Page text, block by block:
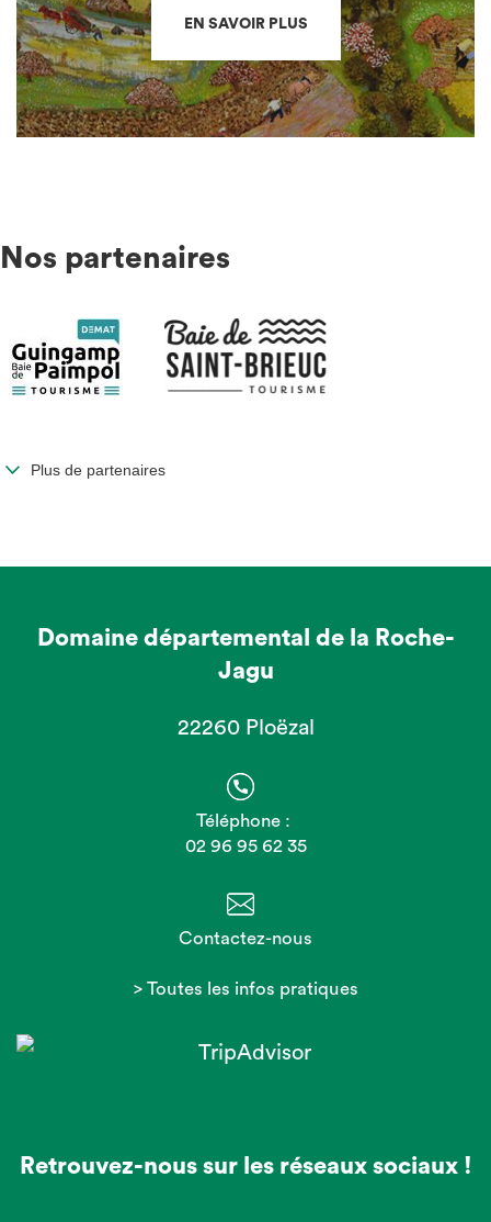
EN SAVOIR PLUS
Nos partenaires
Plus de partenaires
Domaine départemental de la Roche-
Jagu
22260 Ploëzal
Téléphone :
02 96 95 62 35
Contactez-nous
> Toutes les infos pratiques
Retrouvez-nous sur les réseaux sociaux !